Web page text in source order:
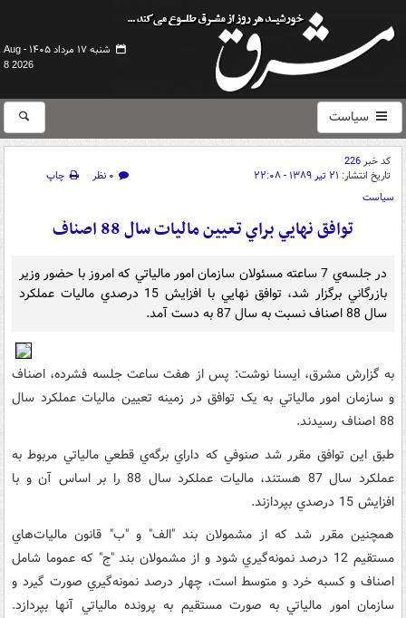
شنبه ۱۷ مرداد ۱۴۰۵ -
Aug
8 2026
سیاست
کد خبر226
تاریخ انتشار: ۲۱ تیر ۱۳۸۹ - ۲۲:۰۸ ۰ نظر
چاپ
سیاست
توافق نهايي براي تعيين ماليات سال 88 اصناف
در جلسه‌ي 7 ساعته مسئولان سازمان امور مالياتي که امروز با حضور وزير
بازرگاني برگزار شد، توافق نهايي با افزايش 15 درصدي ماليات عملکرد
سال 88 اصناف نسبت به سال 87 به دست آمد.
به گزارش مشرق، ايسنا نوشت: پس از هفت ساعت جلسه فشرده، ‌اصناف
و سازمان امور مالياتي به يک توافق در زمينه تعيين ماليات عملکرد سال
88 اصناف رسيدند.
طبق اين توافق مقرر شد صنوفي که داراي برگه‌ي قطعي مالياتي مربوط به
عملکرد سال 87 هستند، ماليات عملکرد سال 88 را بر اساس آن و با
افزايش 15 درصدي بپردازند.
همچنين مقرر شد که از مشمولان بند "الف" و "ب"‌ قانون ماليات‌هاي
مستقيم 12 درصد نمونه‌گيري شود و از مشمولان بند "ج" که عموما شامل
اصناف و کسبه خرد و متوسط است، چهار درصد نمونه‌گيري صورت گيرد و
سازمان امور مالياتي به صورت مستقيم به پرونده مالياتي آنها بپردازد.